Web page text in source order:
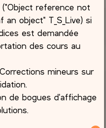
reference not
object" T_S_Live) si
est demandée
des cours au
mineurs sur
de bogues d'affichage